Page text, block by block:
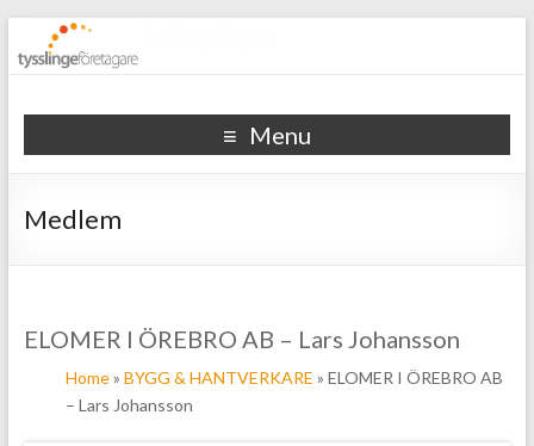
Tysslinge företagare
Menu
Medlem
ELOMER I ÖREBRO AB – Lars Johansson
Home» BYGG & HANTVERKARE » ELOMER I ÖREBRO AB
– Lars Johansson